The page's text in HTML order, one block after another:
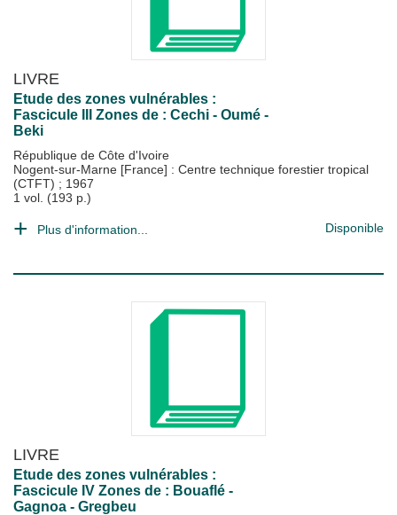
LIVRE
Etude des zones vulnérables :
Fascicule III Zones de : Cechi - Oumé -
Beki
République de Côte d'Ivoire
Nogent-sur-Marne [France] : Centre technique forestier tropical
(CTFT) ; 1967
1 vol. (193 p.)
Plus d'information... Disponible
LIVRE
Etude des zones vulnérables :
Fascicule IV Zones de : Bouaflé -
Gagnoa - Gregbeu